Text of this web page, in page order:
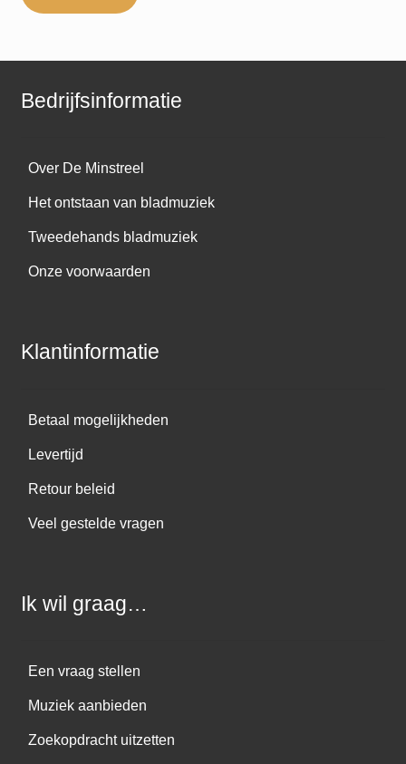
Bedrijfsinformatie
Over De Minstreel
Het ontstaan van bladmuziek
Tweedehands bladmuziek
Onze voorwaarden
Klantinformatie
Betaal mogelijkheden
Levertijd
Retour beleid
Veel gestelde vragen
Ik wil graag…
Een vraag stellen
Muziek aanbieden
Zoekopdracht uitzetten